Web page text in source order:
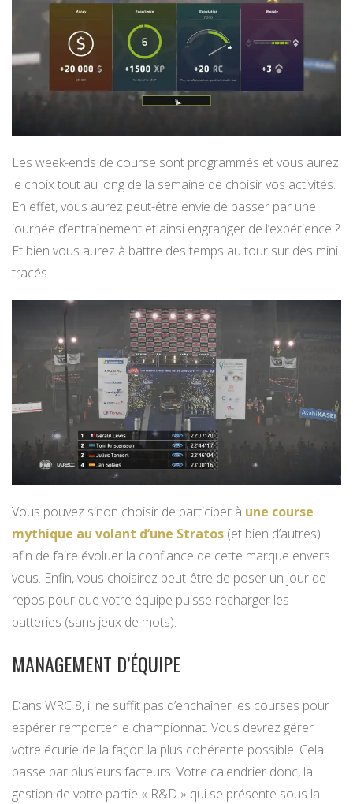
Les week-ends de course sont programmés et vous aurez
le choix tout au long de la semaine de choisir vos activités.
En effet, vous aurez peut-être envie de passer par une
journée d’entraînement et ainsi engranger de l’expérience ?
Et bien vous aurez à battre des temps au tour sur des mini
tracés.
Vous pouvez sinon choisir de participer à une course
mythique au volant d’une Stratos (et bien d’autres)
afin de faire évoluer la confiance de cette marque envers
vous. Enfin, vous choisirez peut-être de poser un jour de
repos pour que votre équipe puisse recharger les
batteries (sans jeux de mots).
MANAGEMENT D’ÉQUIPE
Dans WRC 8, il ne suffit pas d’enchaîner les courses pour
espérer remporter le championnat. Vous devrez gérer
votre écurie de la façon la plus cohérente possible. Cela
passe par plusieurs facteurs. Votre calendrier donc, la
gestion de votre partie « R&D » qui se présente sous la